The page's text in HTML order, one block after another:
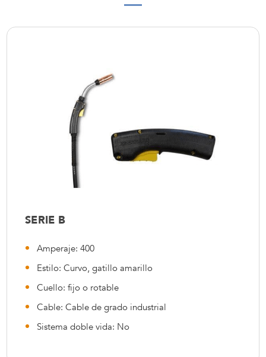
SERIE B
Amperaje: 400
Estilo: Curvo, gatillo amarillo
Cuello: fijo o rotable
Cable: Cable de grado industrial
Sistema doble vida: No